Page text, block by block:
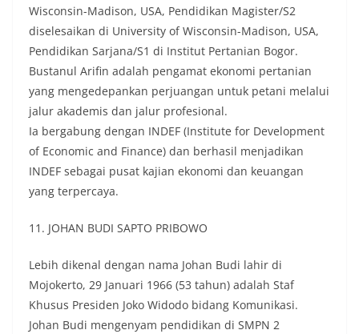
Wisconsin-Madison, USA, Pendidikan Magister/S2
diselesaikan di University of Wisconsin-Madison, USA,
Pendidikan Sarjana/S1 di Institut Pertanian Bogor.
Bustanul Arifin adalah pengamat ekonomi pertanian
yang mengedepankan perjuangan untuk petani melalui
jalur akademis dan jalur profesional.
Ia bergabung dengan INDEF (Institute for Development
of Economic and Finance) dan berhasil menjadikan
INDEF sebagai pusat kajian ekonomi dan keuangan
yang terpercaya.
11. JOHAN BUDI SAPTO PRIBOWO
Lebih dikenal dengan nama Johan Budi lahir di
Mojokerto, 29 Januari 1966 (53 tahun) adalah Staf
Khusus Presiden Joko Widodo bidang Komunikasi.
Johan Budi mengenyam pendidikan di SMPN 2